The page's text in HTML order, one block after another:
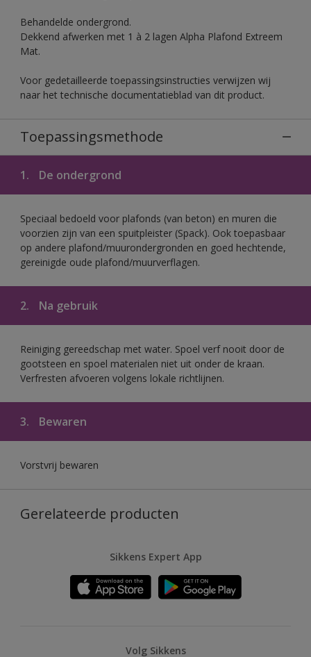
Behandelde ondergrond.
Dekkend afwerken met 1 à 2 lagen Alpha Plafond Extreem
Mat.
Voor gedetailleerde toepassingsinstructies verwijzen wij
naar het technische documentatieblad van dit product.
Toepassingsmethode
1. De ondergrond
Speciaal bedoeld voor plafonds (van beton) en muren die
voorzien zijn van een spuitpleister (Spack). Ook toepasbaar
op andere plafond/muurondergronden en goed hechtende,
gereinigde oude plafond/muurverflagen.
2. Na gebruik
Reiniging gereedschap met water. Spoel verf nooit door de
gootsteen en spoel materialen niet uit onder de kraan.
Verfresten afvoeren volgens lokale richtlijnen.
3. Bewaren
Vorstvrij bewaren
Gerelateerde producten
Sikkens Expert App
Volg Sikkens